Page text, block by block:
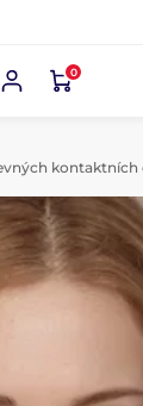
0
kontaktních